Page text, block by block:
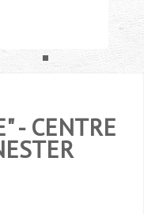
ARCHITECTURE
PATRIMOINE
PUBLICATIONS
- CENTRE